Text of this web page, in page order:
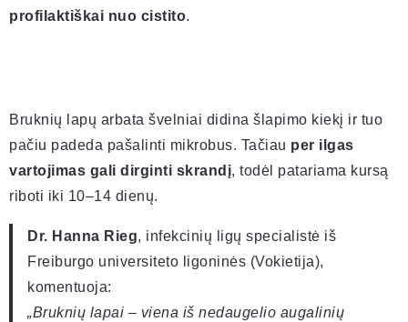
profilaktiškai nuo cistito.
Bruknių lapų arbata švelniai didina šlapimo kiekį ir tuo
pačiu padeda pašalinti mikrobus. Tačiau per ilgas
vartojimas gali dirginti skrandį, todėl patariama kursą
riboti iki 10–14 dienų.
Dr. Hanna Rieg, infekcinių ligų specialistė iš
Freiburgo universiteto ligoninės (Vokietija),
komentuoja:
„Bruknių lapai – viena iš nedaugelio augalinių